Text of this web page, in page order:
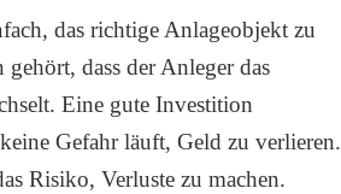
das richtige Anlageobjekt zu
dass der Anleger das
Eine gute Investition
Gefahr läuft, Geld zu verlieren.
Risiko, Verluste zu machen.